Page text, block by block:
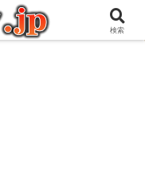
快な日々を綴るブログ
検索